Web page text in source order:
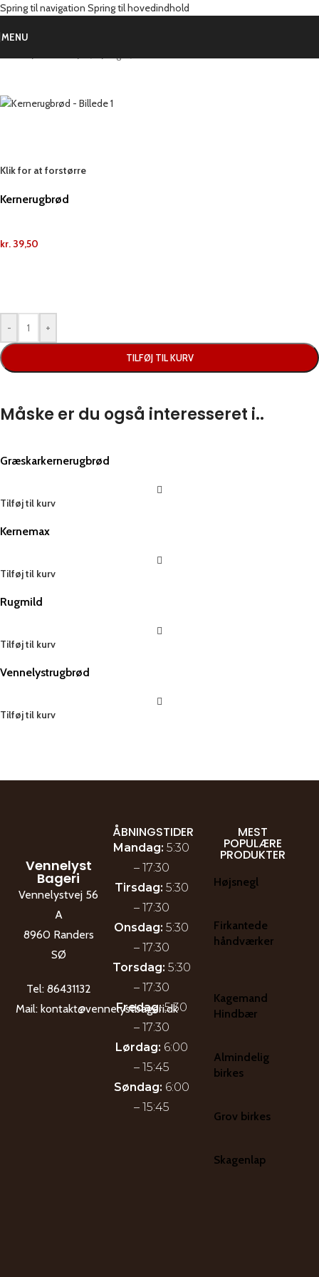
Spring til navigation Spring til hovedindhold
MENU
Klik for at forstørre
Kernerugbrød
kr. 39,50
- +
TILFØJ TIL KURV
Måske er du også interesseret i..
Græskarkernerugbrød
Tilføj til kurv
Kernemax
Tilføj til kurv
Rugmild
Tilføj til kurv
Vennelystrugbrød
Tilføj til kurv
Vennelyst
Bageri
Vennelystvej 56
A
8960 Randers
SØ
Tel: 86431132
Mail:kontakt@vennelystbageri.dk
ÅBNINGSTIDER
Mandag: 5:30
– 17:30
Tirsdag: 5:30
– 17:30
Onsdag: 5:30
– 17:30
Torsdag: 5:30
– 17:30
Fredag:5:30
– 17:30
Lørdag: 6:00
– 15:45
Søndag: 6:00
– 15:45
MEST
POPULÆRE
PRODUKTER
Højsnegl
Firkantede
håndværker
Kagemand
Hindbær
Almindelig
birkes
Grov birkes
Skagenlap